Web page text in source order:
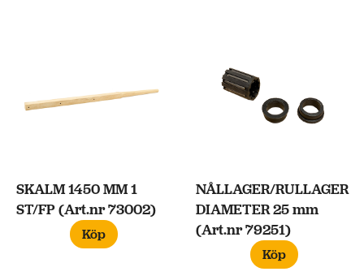
NÅLLAGER/RULLAGER
DIAMETER 25 mm
(Art.nr 79251)
Köp
SKALM 1450 MM 1
ST/FP (Art.nr 73002)
Köp